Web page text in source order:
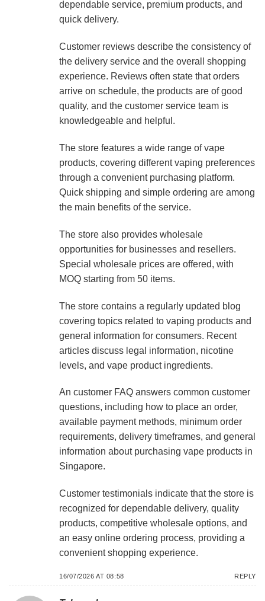
dependable service, premium products, and
quick delivery.
Customer reviews describe the consistency of
the delivery service and the overall shopping
experience. Reviews often state that orders
arrive on schedule, the products are of good
quality, and the customer service team is
knowledgeable and helpful.
The store features a wide range of vape
products, covering different vaping preferences
through a convenient purchasing platform.
Quick shipping and simple ordering are among
the main benefits of the service.
The store also provides wholesale
opportunities for businesses and resellers.
Special wholesale prices are offered, with
MOQ starting from 50 items.
The store contains a regularly updated blog
covering topics related to vaping products and
general information for consumers. Recent
articles discuss legal information, nicotine
levels, and vape product ingredients.
An customer FAQ answers common customer
questions, including how to place an order,
available payment methods, minimum order
requirements, delivery timeframes, and general
information about purchasing vape products in
Singapore.
Customer testimonials indicate that the store is
recognized for dependable delivery, quality
products, competitive wholesale options, and
an easy online ordering process, providing a
convenient shopping experience.
16/07/2026 AT 08:58 REPLY